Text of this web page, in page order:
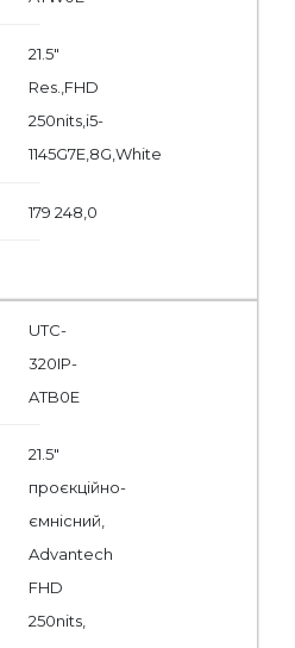
21.5"
Res.,FHD
250nits,i5-
1145G7E,8G,White
179 248,0
UTC-
320IP-
ATB0E
21.5"
проєкційно-
ємнісний,
Advantech
FHD
250nits,